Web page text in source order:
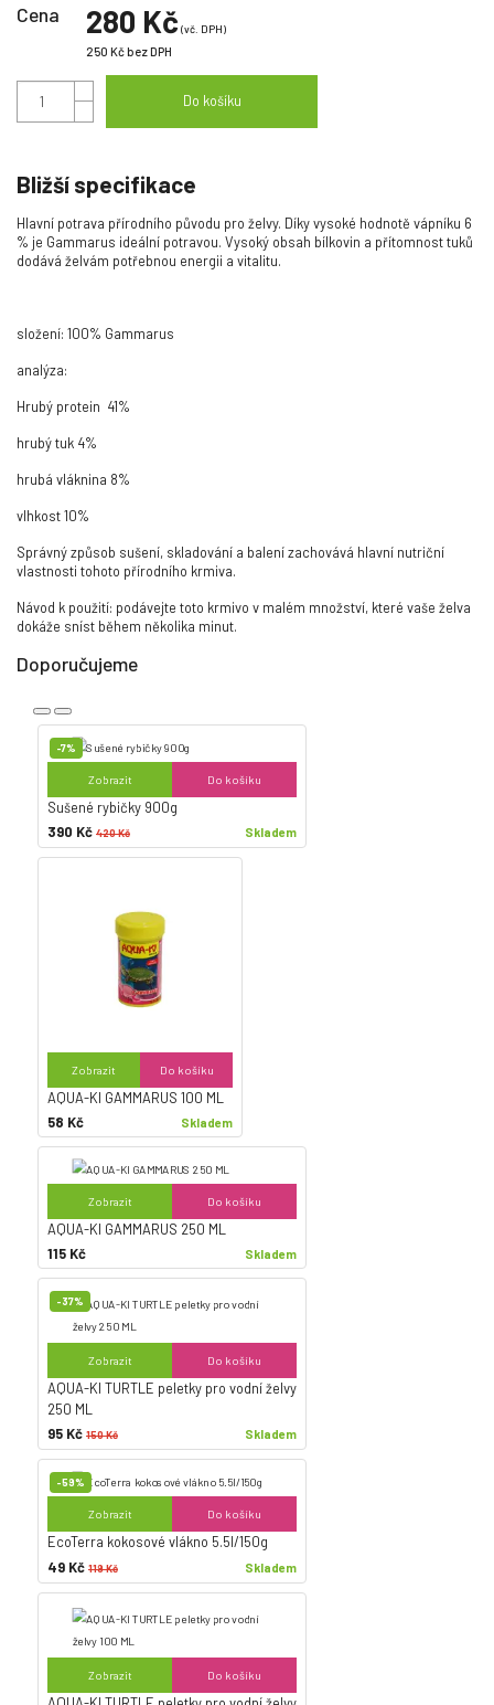
Cena 280 Kč(vč. DPH)
250 Kčbez DPH
Do košíku
Bližší specifikace
Hlavní potrava přírodního původu pro želvy. Díky vysoké hodnotě vápníku 6
% je Gammarus ideální potravou. Vysoký obsah bílkovin a přítomnost tuků
dodává želvám potřebnou energii a vitalitu.
složení: 100% Gammarus
analýza:
Hrubý protein 41%
hrubý tuk 4%
hrubá vláknina 8%
vlhkost 10%
Správný způsob sušení, skladování a balení zachovává hlavní nutriční
vlastnosti tohoto přírodního krmiva.
Návod k použití: podávejte toto krmivo v malém množství, které vaše želva
dokáže sníst během několika minut.
Doporučujeme
-7%
Zobrazit Do košíku
Sušené rybičky 900g
390 Kč 420 Kč Skladem
Zobrazit Do košíku
AQUA-KI GAMMARUS 100 ML
58 Kč
Skladem
Zobrazit Do košíku
AQUA-KI GAMMARUS 250 ML
115 Kč
Skladem
-37%
Zobrazit Do košíku
AQUA-KI TURTLE peletky pro vodní želvy
250 ML
95 Kč 150 Kč Skladem
-59%
Zobrazit Do košíku
EcoTerra kokosové vlákno 5.5l/150g
49 Kč 119 Kč Skladem
Zobrazit Do košíku